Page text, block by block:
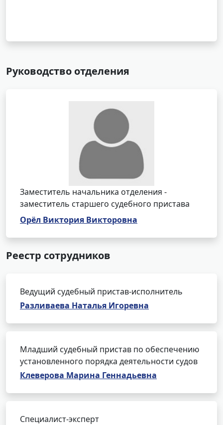
Руководство отделения
Заместитель начальника отделения -
заместитель старшего судебного пристава
Орёл Виктория Викторовна
Реестр сотрудников
Ведущий судебный пристав-исполнитель
Разливаева Наталья Игоревна
Младший судебный пристав по обеспечению
установленного порядка деятельности судов
Клеверова Марина Геннадьевна
Специалист-эксперт